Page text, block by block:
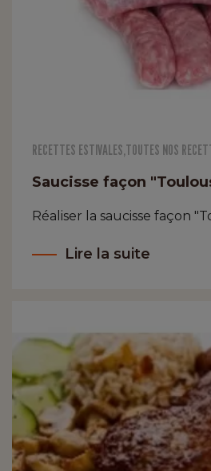
RECETTES ESTIVALES TOUTES NOS
Saucisse façon
Réaliser la saucisse façon
Lire la suite